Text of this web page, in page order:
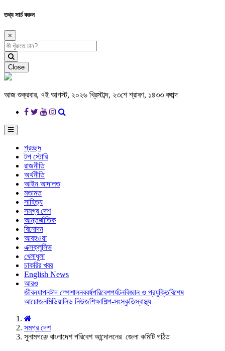
তথ্য সার্চ করুন
×
Close
আজ শুক্রবার, ৭ই আগস্ট, ২০২৬ খ্রিস্টাব্দ, ২৩শে শ্রাবণ, ১৪৩৩ বঙ্গাব্দ
প্রচ্ছদ
টপ স্টোরি
রাজনীতি
অর্থনীতি
আইন আদালত
মতামত
সাহিত্য
সমগ্র দেশ
আন্তর্জাতিক
বিনোদন
আবহওয়া
এক্সক্লুসিভ
খেলাধুলা
চাকরির খবর
English News
আরও
জীবনযাপনঈদ স্পেশালনববর্ষপরিবেশপর্যটনবিজ্ঞান ও প্রযুক্তিবিশেষ
আয়োজনমিডিয়ালিড নিউজশিক্ষাশিল্প-সংস্কৃতিস্বাস্থ্য
সমগ্র দেশ
সুনামগঞ্জে বাংলাদেশ পরিবেশ আন্দোলনের জেলা কমিটি গঠিত